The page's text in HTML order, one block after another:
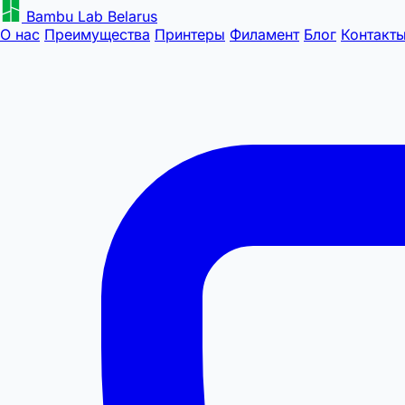
Bambu Lab Belarus
О нас Преимущества Принтеры Филамент Блог